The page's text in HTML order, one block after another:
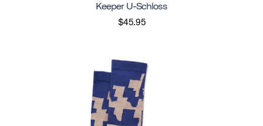
Keeper U-Schloss
$45.95